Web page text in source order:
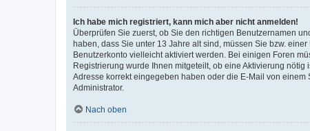
Ich habe mich registriert, kann mich aber nicht anmelden!
Überprüfen Sie zuerst, ob Sie den richtigen Benutzernamen
haben, dass Sie unter 13 Jahre alt sind, müssen Sie bzw.
Benutzerkonto vielleicht aktiviert werden. Bei einigen Foren
Registrierung wurde Ihnen mitgeteilt, ob eine Aktivierung
Adresse korrekt eingegeben haben oder die E-Mail von
Administrator.
Nach oben